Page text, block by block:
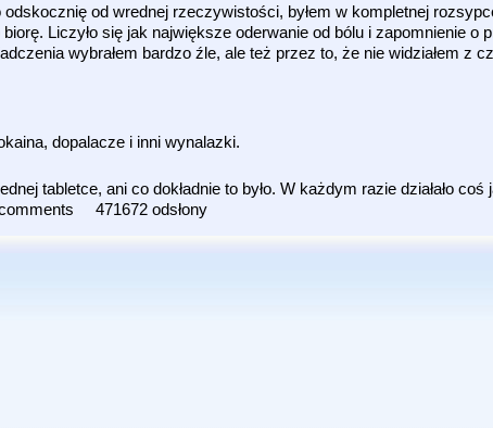
od wrednej rzeczywistości, byłem w kompletnej
Liczyło się jak największe oderwanie od bólu i zapomnienie o
wybrałem bardzo źle, ale też przez to, że nie widziałem z
dopalacze i inni wynalazki.
tabletce, ani co dokładnie to było. W każdym razie działało coś
471672 odsłony